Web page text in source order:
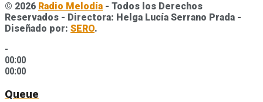
© 2026 Radio Melodía - Todos los Derechos
Reservados - Directora: Helga Lucía Serrano Prada -
Diseñado por: SERO.
-
00:00
00:00
Queue